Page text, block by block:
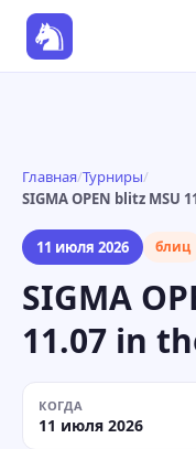
Главная/Турниры/
SIGMA OPEN blitz MSU
11 июля 2026 блиц
SIGMA
11.07 in
КОГДА
11 июля 2026